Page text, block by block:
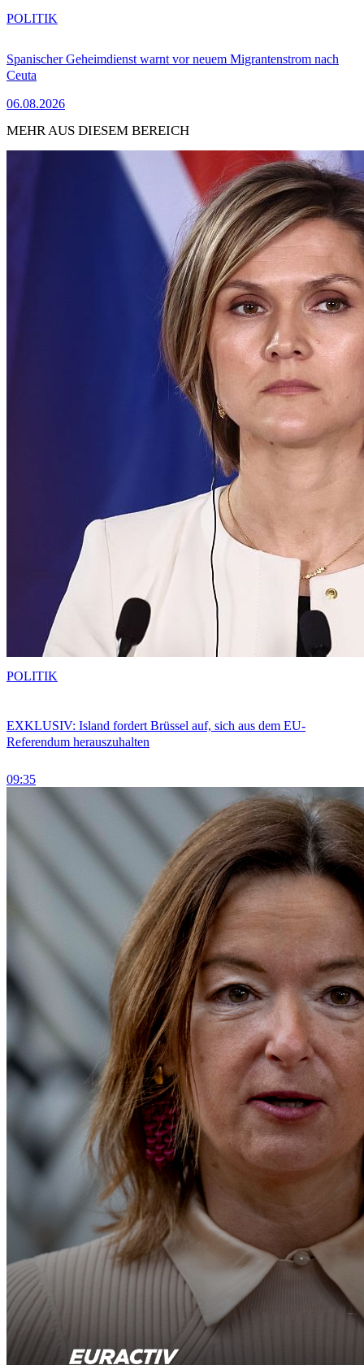
Spanischer Geheimdienst warnt vor neuem Migrantenstrom nach
Ceuta
06.08.2026
POLITIK
MEHR AUS DIESEM BEREICH
EXKLUSIV: Island fordert Brüssel auf, sich aus dem EU-
Referendum herauszuhalten
09:35
POLITIK